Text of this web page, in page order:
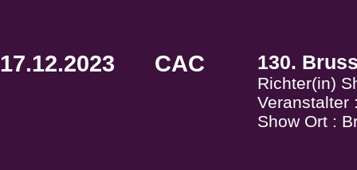
17.12.2023 CAC 130.
Richter(in)
Veranstalter
Show Ort :